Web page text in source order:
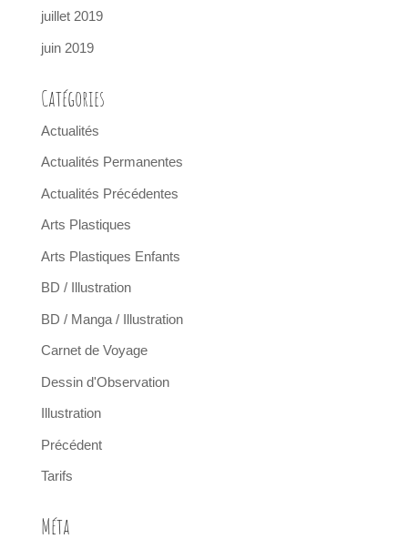
juillet 2019
juin 2019
Catégories
Actualités
Actualités Permanentes
Actualités Précédentes
Arts Plastiques
Arts Plastiques Enfants
BD / Illustration
BD / Manga / Illustration
Carnet de Voyage
Dessin d'Observation
Illustration
Précédent
Tarifs
Méta